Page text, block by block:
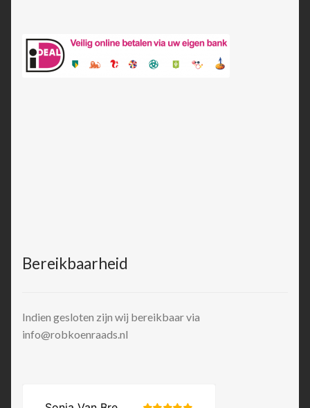
Bereikbaarheid
Indien gesloten zijn wij bereikbaar via
info@robkoenraads.nl